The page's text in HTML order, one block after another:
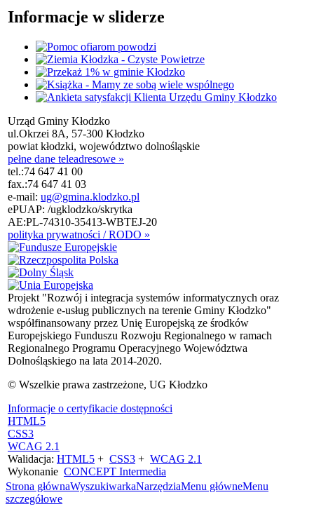
Informacje w sliderze
Urząd Gminy Kłodzko
ul.Okrzei 8A, 57-300 Kłodzko
powiat kłodzki, województwo dolnośląskie
pełne dane teleadresowe »
tel.:74 647 41 00
fax.:74 647 41 03
e-mail: ug@gmina.klodzko.pl
ePUAP: /ugklodzko/skrytka
AE:PL-74310-35413-WBTEJ-20
polityka prywatności / RODO »
Projekt "Rozwój i integracja systemów informatycznych oraz
wdrożenie e-usług publicznych na terenie Gminy Kłodzko"
współfinansowany przez Unię Europejską ze środków
Europejskiego Funduszu Rozwoju Regionalnego w ramach
Regionalnego Programu Operacyjnego Województwa
Dolnośląskiego na lata 2014-2020.
© Wszelkie prawa zastrzeżone, UG Kłodzko
Informacje o certyfikacie dostępności
HTML5
CSS3
WCAG 2.1
Walidacja: HTML5 + CSS3 + WCAG 2.1
Wykonanie CONCEPT Intermedia
Strona głównaWyszukiwarkaNarzędziaMenu główneMenu
szczegółowe